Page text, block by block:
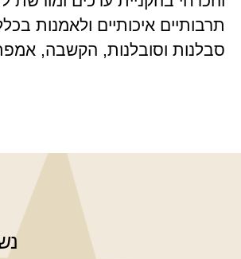
תרבותיים איכותיים ולאמנות
סבלנות וסובלנות, הקשבה,